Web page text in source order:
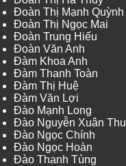
Đoàn Thị Mạnh Quỳnh
Đoàn Thị Ngọc Mai
Đoàn Trung Hiếu
Đoàn Văn Anh
Đàm Khoa Anh
Đàm Thanh Toàn
Đàm Thị Huệ
Đàm Văn Lợi
Đào Mạnh Long
Đào Nguyễn Xuân Thu
Đào Ngọc Chính
Đào Ngọc Hoàn
Đào Thanh Tùng